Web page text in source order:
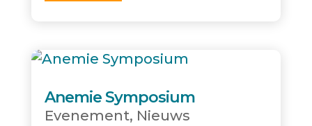
Anemie Symposium
Evenement, Nieuws